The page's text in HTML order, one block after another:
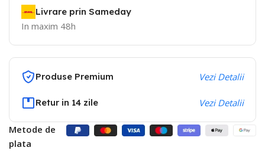
Livrare prin Sameday
In maxim 48h
Produse Premium Vezi Detalii
Retur in 14 zile Vezi Detalii
Metode de
plata